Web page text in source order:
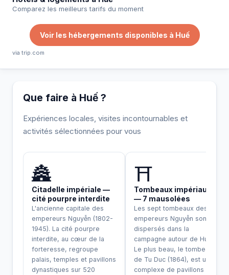
Comparez les meilleurs tarifs du moment
Voir les hébergements disponibles à Huế
via trip.com
Que faire à Huế ?
Expériences locales, visites incontournables et
activités sélectionnées pour vous
🏯
Citadelle impériale —
cité pourpre interdite
L'ancienne capitale des
empereurs Nguyễn (1802-
1945). La cité pourpre
interdite, au cœur de la
forteresse, regroupe
palais, temples et pavillons
dynastiques sur 520
⛩️
Tombeaux impériaux
— 7 mausolées
Les sept tombeaux des
empereurs Nguyễn sont
dispersés dans la
campagne autour de Huế.
Le plus beau, le tombeau
de Tu Duc (1864), est un
complexe de pavillons au